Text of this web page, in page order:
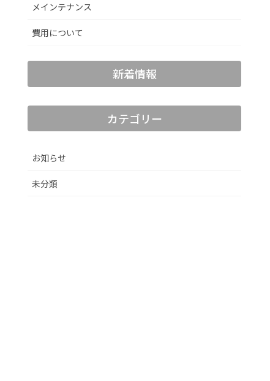
メインテナンス
費用について
新着情報
カテゴリー
お知らせ
未分類